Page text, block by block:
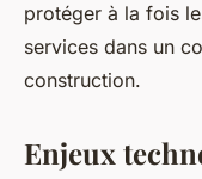
protéger à la fois
services dans un
construction.
Enjeux